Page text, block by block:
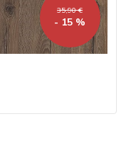
35,90 €
- 15 %